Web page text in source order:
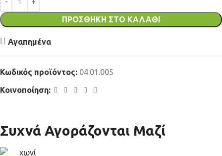
ΠΡΟΣΘΉΚΗ ΣΤΟ ΚΑΛΆΘΙ
Αγαπημένα
Κωδικός προϊόντος: 04.01.005
Κοινοποίηση:
Συχνά Αγοράζονται Μαζί